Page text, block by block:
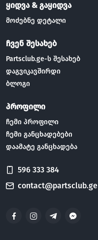
ყიდვა & გაყიდვა
მოძებნე დეტალი
ჩვენ შესახებ
Partsclub.ge-ს შესახებ
დაგვიკავშირდი
ბლოგი
პროფილი
ჩემი პროფილი
ჩემი განცხადებები
დაამატე განცხადება
596 333 384
contact@partsclub.ge